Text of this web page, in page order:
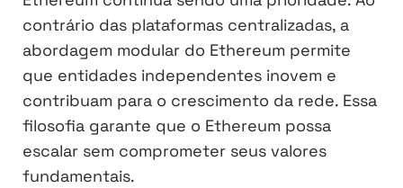
contrário das plataformas centralizadas, a
abordagem modular do Ethereum permite
que entidades independentes inovem e
contribuam para o crescimento da rede. Essa
filosofia garante que o Ethereum possa
escalar sem comprometer seus valores
fundamentais.